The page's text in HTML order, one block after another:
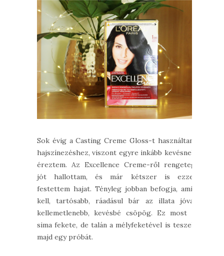
Sok évig a Casting Creme Gloss-t használtam
hajszínezéshez, viszont egyre inkább kevésnek
éreztem. Az Excellence Creme-ről rengeteg
jót hallottam, és már kétszer is ezzel
festettem hajat. Tényleg jobban befogja, amit
kell, tartósabb, ráadásul bár az illata jóval
kellemetlenebb, kevésbé csöpög. Ez most a
sima fekete, de talán a mélyfeketével is teszek
majd egy próbát.